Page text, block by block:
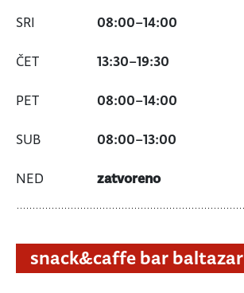
08:00–14:00
13:30–19:30
08:00–14:00
08:00–13:00
zatvoreno
snack&caffe bar baltazar